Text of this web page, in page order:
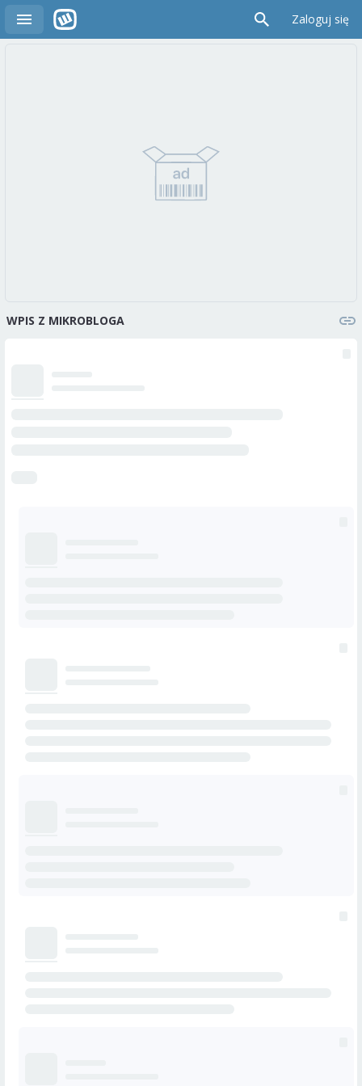
Zaloguj się
WPIS Z MIKROBLOGA